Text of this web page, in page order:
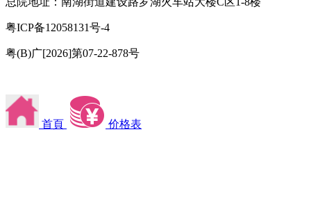
粤ICP备12058131号-4
粤(B)广[2026]第07-22-878号
首頁 价格表